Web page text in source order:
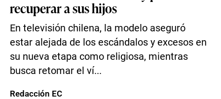
recuperar a sus hijos
En televisión chilena, la modelo aseguró
estar alejada de los escándalos y excesos en
su nueva etapa como religiosa, mientras
busca retomar el ví...
Redacción EC